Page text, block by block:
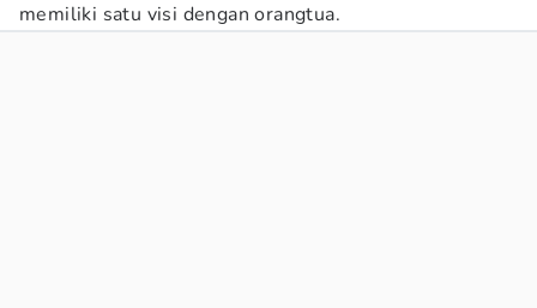
memiliki satu visi dengan orangtua.